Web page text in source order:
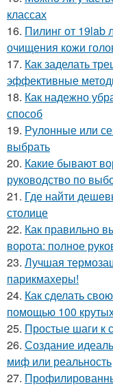
классах
16. Пилинг от 19lab
очищения кожи
17. Как заделать
эффективные
18. Как надежно
способ
19. Рулонные или
выбрать
20. Какие бывают
руководство по
21. Где найти
столице
22. Как правильно
ворота: полное
23. Лучшая
парикмахеры!
24. Как сделать
помощью 100
25. Простые шаги к
26. Создание
миф или реальность
27.